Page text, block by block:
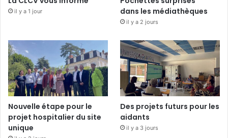
il y a 1 jour
dans les médiathèques
il y a 2 jours
Nouvelle étape pour le
projet hospitalier du site
unique
Des projets futurs pour les
aidants
il y a 3 jours